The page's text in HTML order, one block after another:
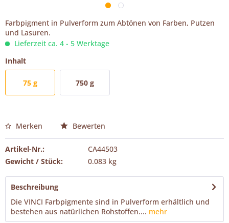
Farbpigment in Pulverform zum Abtönen von Farben, Putzen
und Lasuren.
Lieferzeit ca. 4 - 5 Werktage
Inhalt
75 g 750 g
Merken Bewerten
Artikel-Nr.:
CA44503
Gewicht / Stück:
0.083 kg
Beschreibung
Die VINCI Farbpigmente sind in Pulverform erhältlich und
bestehen aus natürlichen Rohstoffen.... mehr